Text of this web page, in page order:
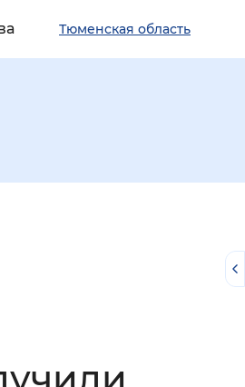
Тюменская область